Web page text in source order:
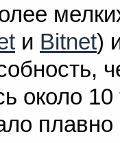
и Bitnet)
около